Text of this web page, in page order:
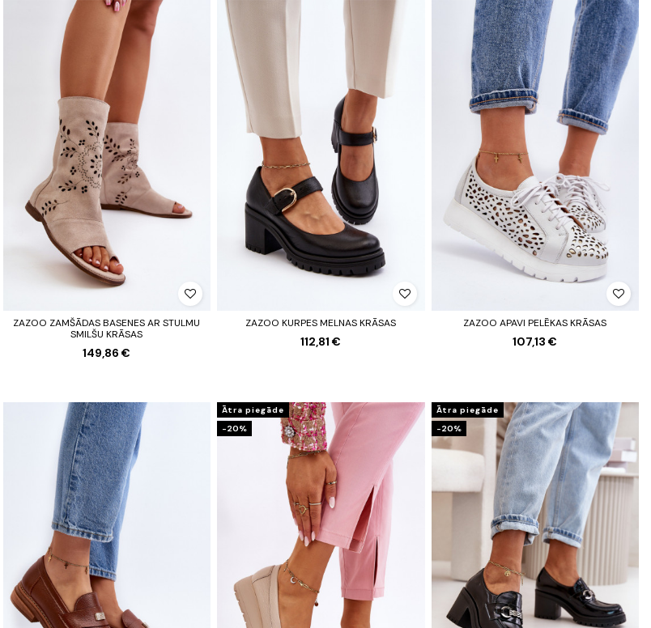
ZAZOO ZAMŠĀDAS BASENES AR STULMU
SMILŠU KRĀSAS
149,86 €
ZAZOO KURPES MELNAS KRĀSAS
112,81 €
ZAZOO APAVI PELĒKAS KRĀSAS
107,13 €
Ātra piegāde
-20%
Ātra piegāde
-20%